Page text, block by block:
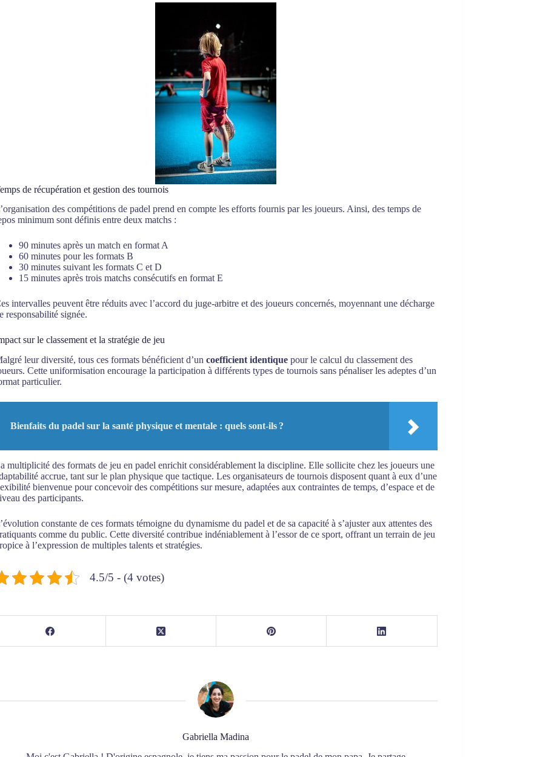
de récupération et gestion des tournois
des compétitions de padel prend en compte les efforts fournis par les joueurs. Ainsi, des temps de
minimum sont définis entre deux matchs :
90 minutes après un match en format A
60 minutes pour les formats B
30 minutes suivant les formats C et D
15 minutes après trois matchs consécutifs en format E
intervalles peuvent être réduits avec l’accord du juge-arbitre et des joueurs concernés, moyennant une décharge
responsabilité signée.
sur le classement et la stratégie de jeu
leur diversité, tous ces formats bénéficient d’uncoefficient identique pour le calcul du classement des
Cette uniformisation encourage la participation à différents types de tournois sans pénaliser les adeptes d’un
particulier.
Bienfaits du padel sur la santé physique et mentale : quels sont-ils ?
multiplicité des formats de jeu en padel enrichit considérablement la discipline. Elle sollicite chez les joueurs une
accrue, tant sur le plan physique que tactique. Les organisateurs de tournois disposent quant à eux d’une
bienvenue pour concevoir des compétitions sur mesure, adaptées aux contraintes de temps, d’espace et de
des participants.
constante de ces formats témoigne du dynamisme du padel et de sa capacité à s’ajuster aux attentes des
comme du public. Cette diversité contribue indéniablement à l’essor de ce sport, offrant un terrain de jeu
à l’expression de multiples talents et stratégies.
4.5/5 - (4 votes)
Gabriella Madina